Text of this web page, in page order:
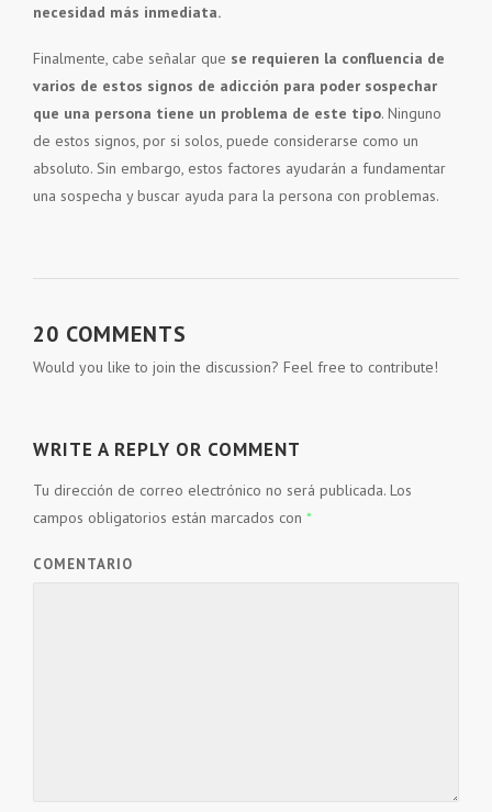
necesidad más inmediata.
Finalmente, cabe señalar que se requieren la confluencia de
varios de estos signos de adicción para poder sospechar
que una persona tiene un problema de este tipo. Ninguno
de estos signos, por si solos, puede considerarse como un
absoluto. Sin embargo, estos factores ayudarán a fundamentar
una sospecha y buscar ayuda para la persona con problemas.
20 COMMENTS
Would you like to join the discussion? Feel free to contribute!
WRITE A REPLY OR COMMENT
Tu dirección de correo electrónico no será publicada. Los
campos obligatorios están marcados con *
COMENTARIO